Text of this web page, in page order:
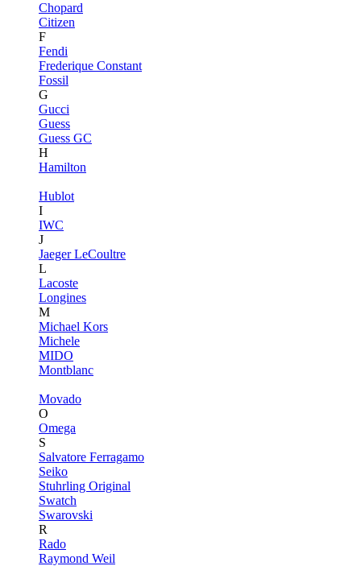
Chopard
Citizen
F
Fendi
Frederique Constant
Fossil
G
Gucci
Guess
Guess GC
H
Hamilton
Hublot
I
IWC
J
Jaeger LeCoultre
L
Lacoste
Longines
M
Michael Kors
Michele
MIDO
Montblanc
Movado
O
Omega
S
Salvatore Ferragamo
Seiko
Stuhrling Original
Swatch
Swarovski
R
Rado
Raymond Weil